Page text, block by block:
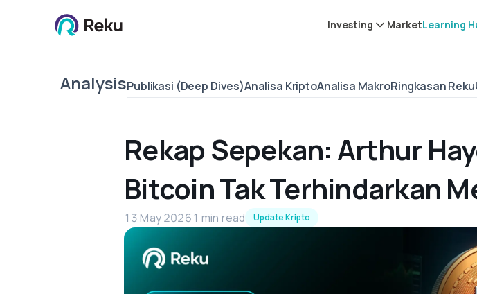
Investing MarketLearning
AnalysisPublikasi (Deep Dives)Analisa KriptoAnalisa MakroRingkasan Reku
Rekap Sepekan: Arthur
Bitcoin Tak Terhindarkan
13 May 20261 min read Update Kripto